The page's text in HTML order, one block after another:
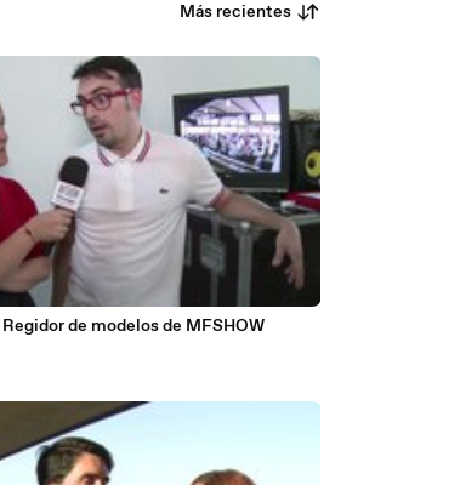
Más recientes
de modelos de MFSHOW